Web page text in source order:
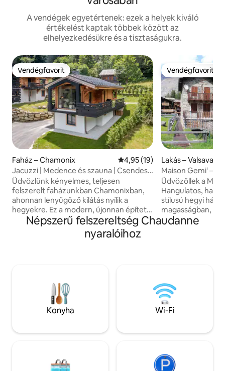
A vendégek egyetértenek: ezek a helyek kiváló
értékelést kaptak többek között az
elhelyezkedésükre és a tisztaságukra.
Vendégfavorit
Vendégfavorit
Faház – Chamonix Átlagos értékelés: 5/4,95, 19
4,95 (19)
Jacuzzi | Medence és szauna | Csendes
terület | Nagyszerű kilátás
Üdvözlünk kényelmes, teljesen
felszerelt faházunkban Chamonixban,
ahonnan lenyűgöző kilátás nyílik a
hegyekre. Ez a modern, újonnan épített
faház 3 hálószobával rendelkezik,
amelyek mindegyike saját fürdőszobával
rendelkezik. Törölköző, lepedő és
rendelkezik. Ha ezt a lehetőséget
szeretnéd, vedd fel velünk a
kapcsolatot. A konyha és a nappali az 1.
emeleten található, csakúgy, mint a
hálószoba a földszinten található.
Vendégfavorit
Vendégfavorit
Lakás –
Maison Gemi' – a
Üdvözöllek a
Hangulatos,
stílusú hegyi ház
magasságban,
a Gran Paradiso
Túrázóútvonalak
háztól, autentikus
Hangulatos alpesi
lazíthatsz
Népszerű felszereltség Chaudanne
nyaralóihoz
Konyha Wi-Fi